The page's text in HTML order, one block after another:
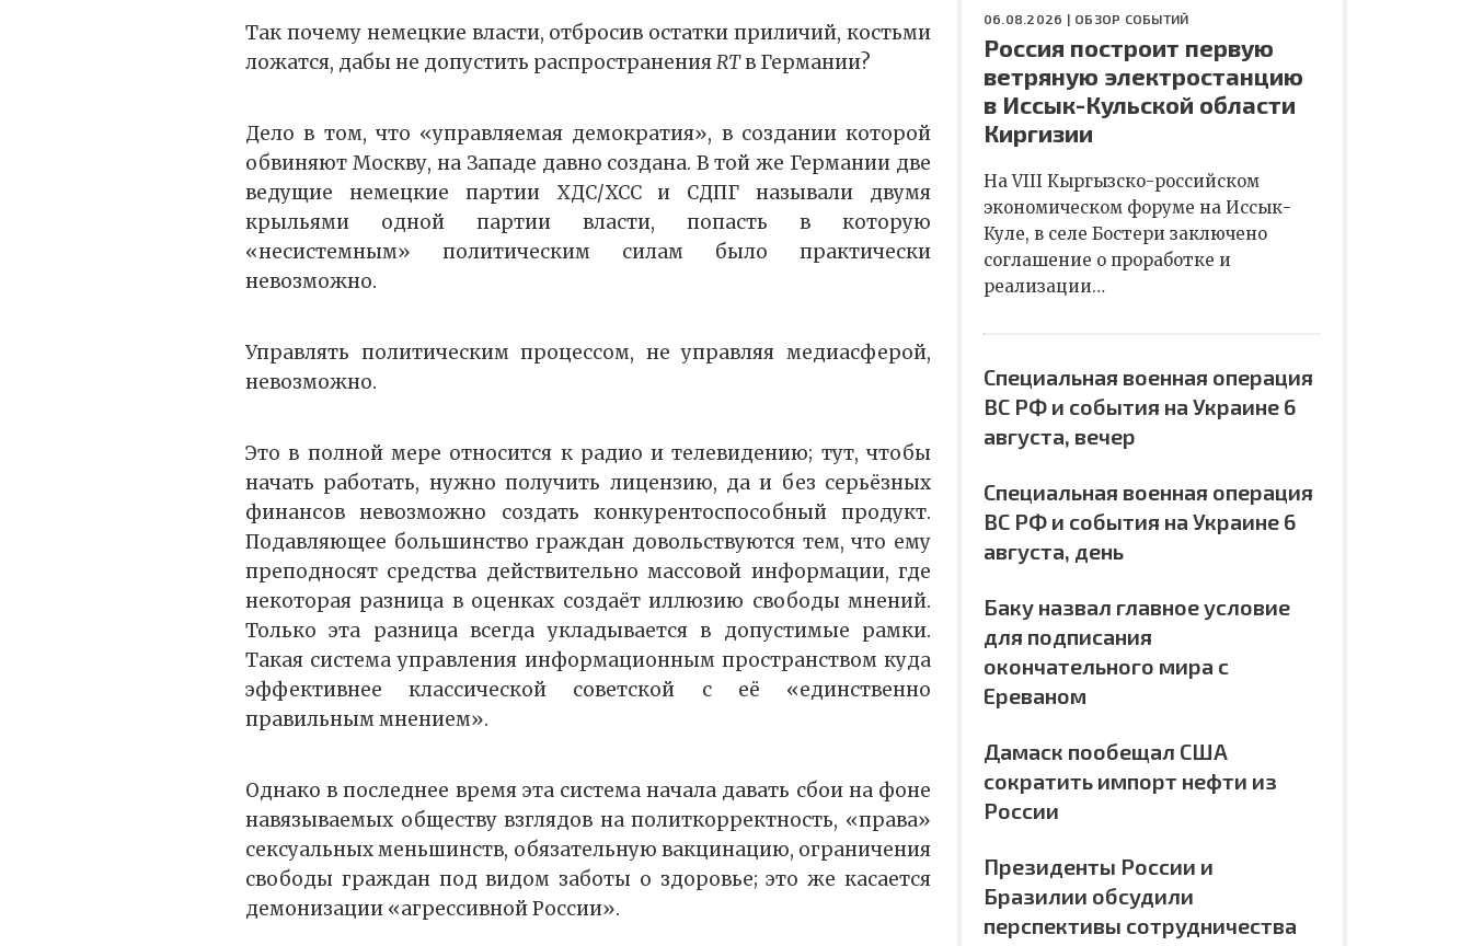
Так почему немецкие власти, отбросив остатки приличий, костьми
ложатся, дабы не допустить распространенияRTв Германии?
Дело в том, что «управляемая демократия», в создании которой
обвиняют Москву, на Западе давно создана. В той же Германии две
ведущие немецкие партии ХДС/ХСС и СДПГ называли двумя
крыльями одной партии власти, попасть в которую
«несистемным» политическим силам было практически
невозможно.
Управлять политическим процессом, не управляя медиасферой,
невозможно.
Это в полной мере относится к радио и телевидению; тут, чтобы
начать работать, нужно получить лицензию, да и без серьёзных
финансов невозможно создать конкурентоспособный продукт.
Подавляющее большинство граждан довольствуются тем, что ему
преподносят средства действительно массовой информации, где
некоторая разница в оценках создаёт иллюзию свободы мнений.
Только эта разница всегда укладывается в допустимые рамки.
Такая система управления информационным пространством куда
эффективнее классической советской с её «единственно
правильным мнением».
Однако в последнее время эта система начала давать сбои на фоне
навязываемых обществу взглядов на политкорректность, «права»
сексуальных меньшинств, обязательную вакцинацию, ограничения
свободы граждан под видом заботы о здоровье; это же касается
демонизации «агрессивной России».
06.08.2026 | ОБЗОР СОБЫТИЙ
Россия построит первую
ветряную электростанцию
в Иссык-Кульской области
Киргизии
На VIII Кыргызско-российском
экономическом форуме на Иссык-
Куле, в селе Бостери заключено
соглашение о проработке и
реализации…
Специальная военная операция
ВС РФ и события на Украине 6
августа, вечер
Специальная военная операция
ВС РФ и события на Украине 6
августа, день
Баку назвал главное условие
для подписания
окончательного мира с
Ереваном
Дамаск пообещал США
сократить импорт нефти из
России
Президенты России и
Бразилии обсудили
перспективы сотрудничества